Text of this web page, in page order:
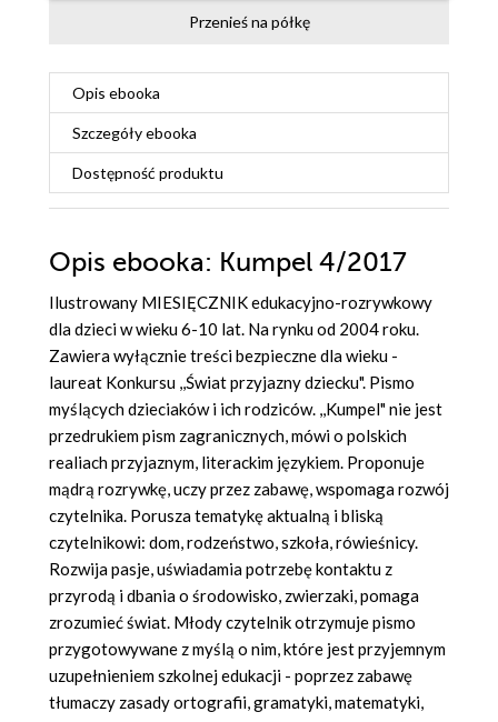
Przenieś na półkę
Opis ebooka
Szczegółyebooka
Dostępność produktu
Opis ebooka: Kumpel 4/2017
Ilustrowany MIESIĘCZNIK edukacyjno-rozrywkowy
dla dzieci w wieku 6-10 lat. Na rynku od 2004 roku.
Zawiera wyłącznie treści bezpieczne dla wieku -
laureat Konkursu ,,Świat przyjazny dziecku". Pismo
myślących dzieciaków i ich rodziców. ,,Kumpel" nie jest
przedrukiem pism zagranicznych, mówi o polskich
realiach przyjaznym, literackim językiem. Proponuje
mądrą rozrywkę, uczy przez zabawę, wspomaga rozwój
czytelnika. Porusza tematykę aktualną i bliską
czytelnikowi: dom, rodzeństwo, szkoła, rówieśnicy.
Rozwija pasje, uświadamia potrzebę kontaktu z
przyrodą i dbania o środowisko, zwierzaki, pomaga
zrozumieć świat. Młody czytelnik otrzymuje pismo
przygotowywane z myślą o nim, które jest przyjemnym
uzupełnieniem szkolnej edukacji - poprzez zabawę
tłumaczy zasady ortografii, gramatyki, matematyki,